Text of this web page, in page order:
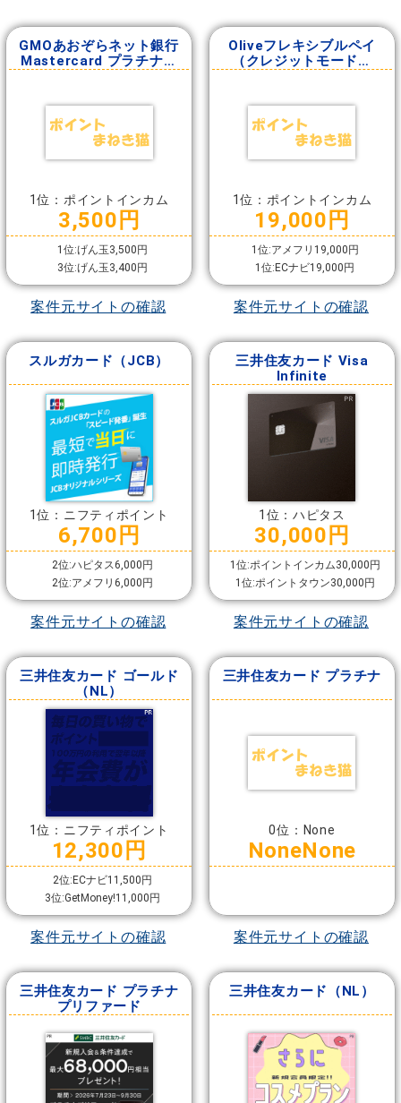
GMOあおぞらネット銀行
Mastercard プラチナデ
1位：ポイントインカム
3,500円
1位:げん玉3,500円
3位:げん玉3,400円
案件元サイトの確認
Oliveフレキシブルペイ
（クレジットモード発
1位：ポイントインカム
19,000円
1位:アメフリ19,000円
1位:ECナビ19,000円
案件元サイトの確認
スルガカード（JCB）
1位：ニフティポイント
6,700円
2位:ハピタス6,000円
2位:アメフリ6,000円
案件元サイトの確認
三井住友カード Visa
Infinite
1位：ハピタス
30,000円
1位:ポイントインカム30,000円
1位:ポイントタウン30,000円
案件元サイトの確認
三井住友カード ゴールド
（NL）
1位：ニフティポイント
12,300円
2位:ECナビ11,500円
3位:GetMoney!11,000円
案件元サイトの確認
三井住友カード プラチナ
0位：None
NoneNone
案件元サイトの確認
三井住友カード プラチナ
プリファード
三井住友カード（NL）